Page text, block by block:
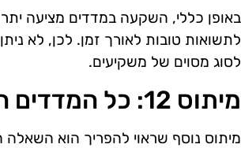
באופן כללי, השקעה במדדים מציעה
לתשואות טובות לאורך זמן. לכן, לא
לסוג מסוים של משקיעים.
מיתוס 12: כל המדדים הם השקעה זהה
מיתוס נוסף שראוי להפריך הוא